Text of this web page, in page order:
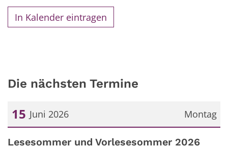
In Kalender eintragen
Die nächsten Termine
Montag
15 Juni 2026
Datum: 15. Juni 2026
Lesesommer und Vorlesesommer 2026